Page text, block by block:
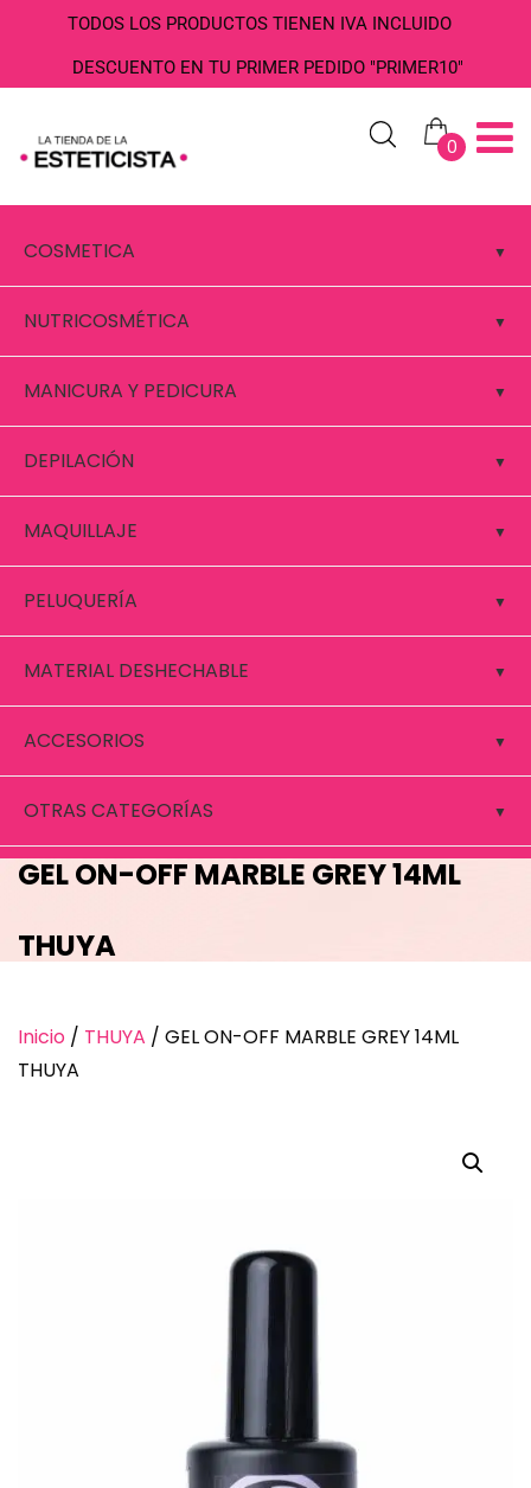
TODOS LOS PRODUCTOS TIENEN IVA INCLUIDO
DESCUENTO EN TU PRIMER PEDIDO "PRIMER10"
0
COSMETICA
NUTRICOSMÉTICA
MANICURA Y PEDICURA
DEPILACIÓN
MAQUILLAJE
PELUQUERÍA
MATERIAL DESHECHABLE
ACCESORIOS
OTRAS CATEGORÍAS
GEL ON-OFF MARBLE GREY 14ML
THUYA
Inicio / THUYA / GEL ON-OFF MARBLE GREY 14ML
THUYA